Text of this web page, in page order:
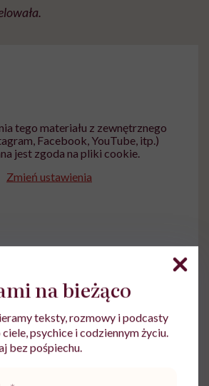
tego materiału z zewnętrznego
Facebook, YouTube, itp.)
jest zgoda na pliki cookie.
Zmień ustawienia
–
Nieuczka”
na bieżąco
teksty, rozmowy i podcasty
psychice i codziennym życiu.
bez pośpiechu.